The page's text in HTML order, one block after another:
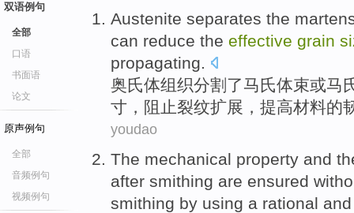
双语例句
全部
口语
书面语
论文
原声例句
全部
音频例句
视频例句
Austenite separates the
can reduce the effective grain
propagating.
奥氏体组织分割 了马氏体束或马
寸 ， 阻止裂纹扩展，提高材料的
youdao
The mechanical property and
after smithing are ensured
smithing by using a rational